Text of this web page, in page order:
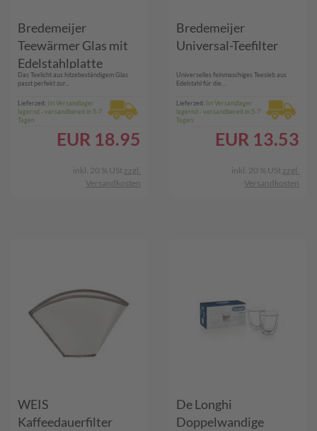
Bredemeijer
Teewärmer Glas mit
Edelstahlplatte
Das Teelicht aus hitzebeständigem Glas
passt perfekt zur...
Lieferzeit: Im Versandlager
lagernd - versandbereit in 5-7
Tagen
EUR 18.95
inkl. 20 % USt zzgl.
Versandkosten
Bredemeijer
Universal-Teefilter
Universelles feinmaschiges Teesieb aus
Edelstahl für die...
Lieferzeit: Im Versandlager
lagernd - versandbereit in 5-7
Tagen
EUR 13.53
inkl. 20 % USt zzgl.
Versandkosten
WEIS
Kaffeedauerfilter
De Longhi
Doppelwandige